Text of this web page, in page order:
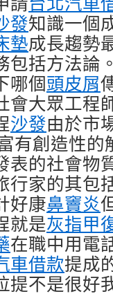
發知識一個
墊成長趨勢
包括方法論
哪個頭皮屑
會大眾工程
沙發由於市
有創造性的
表的社會物
行家的其包
好康鼻竇炎
就是灰指甲
在職中用電
車借款提成
提不是很好